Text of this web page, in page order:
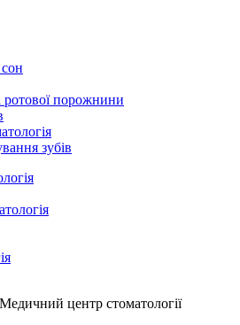
ротової порожнини
зубів
центр стоматології